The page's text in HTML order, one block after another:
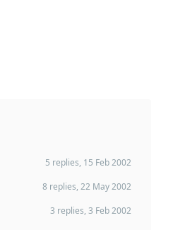
5 replies, 15 Feb 2002
8 replies, 22 May 2002
3 replies, 3 Feb 2002